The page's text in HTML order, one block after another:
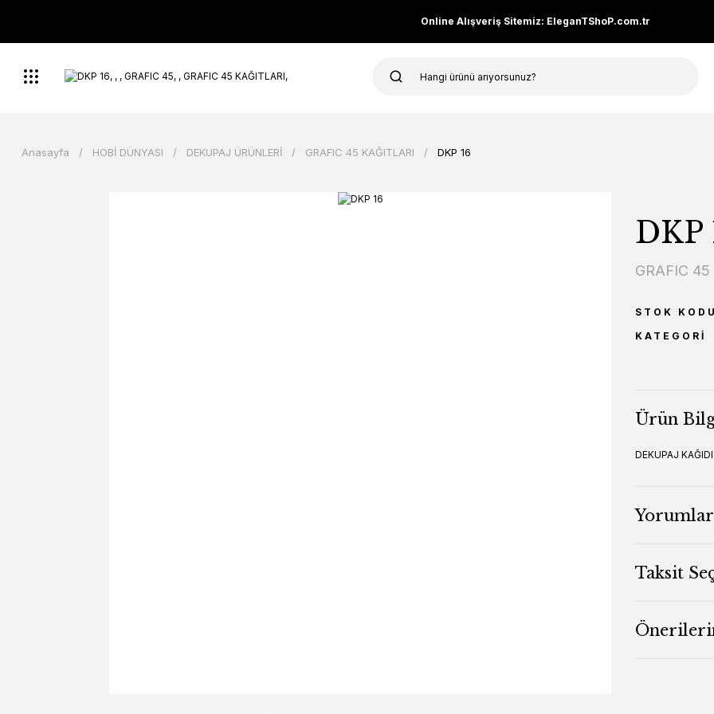
Online Alışveriş Sitemiz: EleganTShoP.com.tr
Anasayfa HOBİ DÜNYASI DEKUPAJ ÜRÜNLERİ GRAFIC 45 KAĞITLARI DKP 16
DKP
GRAFIC 45
STOK KODU
KATEGORI
Ürün
DEKUPAJ KAĞIDI
Yorumlar
Taksit